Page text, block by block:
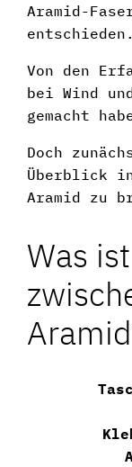
Aramid-
entschieden.
Von den
bei Wind
gemacht
Doch
Überblick
Aramid zu
Was